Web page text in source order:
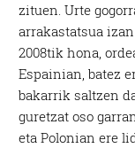
zituen. Urte
arrakastatsua
2008tik hona,
Espainian, batez
bakarrik saltzen
guretzat oso
eta Polonian ere